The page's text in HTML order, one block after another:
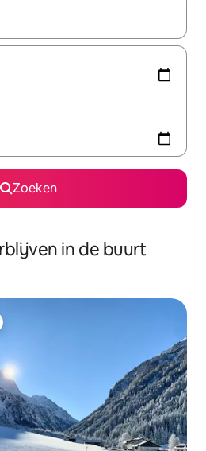
zijn, maak je een keuze
Zoeken
in de buurt